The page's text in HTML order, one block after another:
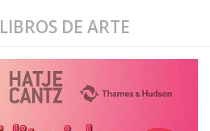
LIBROS DE ARTE